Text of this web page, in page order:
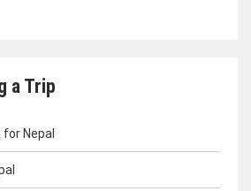
a Trip
Nepal